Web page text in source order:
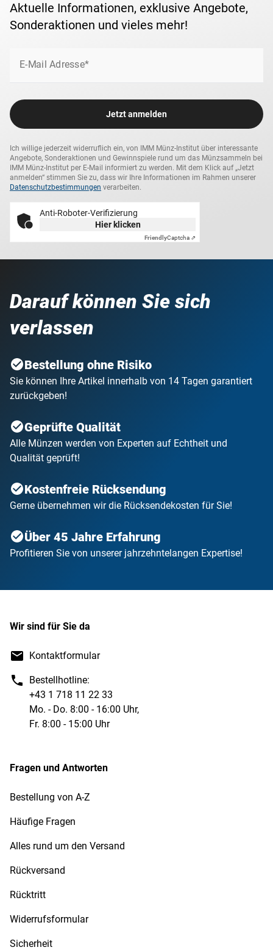
Aktuelle Informationen, exklusive Angebote,
Sonderaktionen und vieles mehr!
E-Mail Adresse*
Jetzt anmelden
Ich willige jederzeit widerruflich ein, von IMM Münz-Institut über interessante
Angebote, Sonderaktionen und Gewinnspiele rund um das Münzsammeln bei
IMM Münz-Institut per E-Mail informiert zu werden. Mit dem Klick auf „Jetzt
anmelden“ stimmen Sie zu, dass wir Ihre Informationen im Rahmen unserer
Datenschutzbestimmungen verarbeiten.
Anti-Roboter-Verifizierung
Hier klicken
FriendlyCaptcha ⇗
Darauf können Sie sich
verlassen
Bestellung ohne Risiko
Sie können Ihre Artikel innerhalb von 14 Tagen garantiert
zurückgeben!
Geprüfte Qualität
Alle Münzen werden von Experten auf Echtheit und
Qualität geprüft!
Kostenfreie Rücksendung
Gerne übernehmen wir die Rücksendekosten für Sie!
Über 45 Jahre Erfahrung
Profitieren Sie von unserer jahrzehntelangen Expertise!
Wir sind für Sie da
Kontaktformular
Bestellhotline:
+43 1 718 11 22 33
Mo. - Do. 8:00 - 16:00 Uhr,
Fr. 8:00 - 15:00 Uhr
Fragen und Antworten
Bestellung von A-Z
Häufige Fragen
Alles rund um den Versand
Rückversand
Rücktritt
Widerrufsformular
Sicherheit